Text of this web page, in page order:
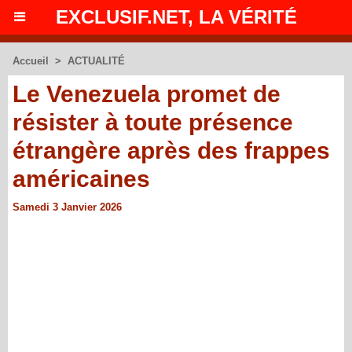
EXCLUSIF.NET, LA VÉRITÉ
Accueil > ACTUALITÉ
Le Venezuela promet de
résister à toute présence
étrangère après des frappes
américaines
Samedi 3 Janvier 2026